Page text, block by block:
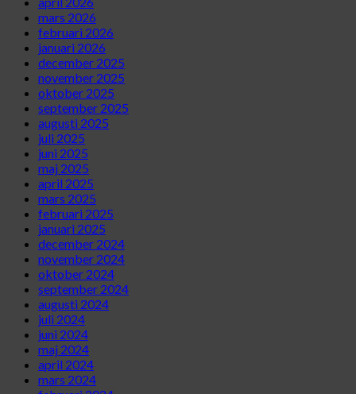
mars 2026
februari 2026
januari 2026
december 2025
november 2025
oktober 2025
september 2025
augusti 2025
juli 2025
juni 2025
maj 2025
april 2025
mars 2025
februari 2025
januari 2025
december 2024
november 2024
oktober 2024
september 2024
augusti 2024
juli 2024
juni 2024
maj 2024
april 2024
mars 2024